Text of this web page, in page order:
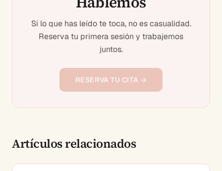
Si lo que has leído te toca, no es casualidad.
Reserva tu primera sesión y trabajemos
juntos.
RESERVA TU CITA →
Artículos relacionados